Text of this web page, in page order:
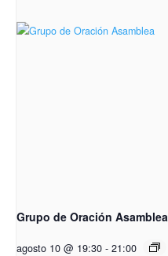
Grupo de Oración Asamblea
agosto 10 @ 19:30 - 21:00